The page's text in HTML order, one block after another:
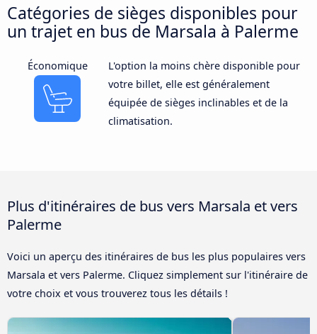
Catégories de sièges disponibles pour
un trajet en bus de Marsala à Palerme
Économique
L'option la moins chère disponible pour
votre billet, elle est généralement
équipée de sièges inclinables et de la
climatisation.
Plus d'itinéraires de bus vers Marsala et vers
Palerme
Voici un aperçu des itinéraires de bus les plus populaires vers
Marsala et vers Palerme. Cliquez simplement sur l'itinéraire de
votre choix et vous trouverez tous les détails !